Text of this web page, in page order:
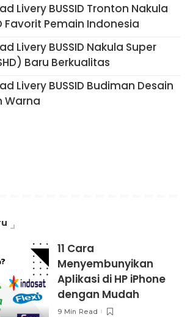
Livery BUSSID Tronton Nakula
Favorit Pemain Indonesia
Livery BUSSID Nakula Super
Baru Berkualitas
Livery BUSSID Budiman Desain
Warna
11 Cara
Menyembunyikan
Aplikasi di HP iPhone
dengan Mudah
9 Min Read